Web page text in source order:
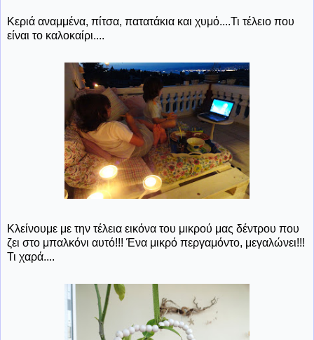
Κεριά αναμμένα, πίτσα, πατατάκια και χυμό....Τι τέλειο που
είναι το καλοκαίρι....
Κλείνουμε με την τέλεια εικόνα του μικρού μας δέντρου που
ζει στο μπαλκόνι αυτό!!! Ένα μικρό περγαμόντο, μεγαλώνει!!!
Τι χαρά....